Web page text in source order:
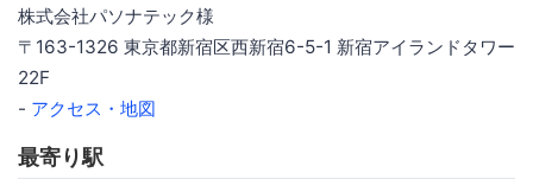
株式会社パソナテック様
〒163-1326 東京都新宿区西新宿6-5-1 新宿アイランドタワー
22F
- アクセス・地図
最寄り駅